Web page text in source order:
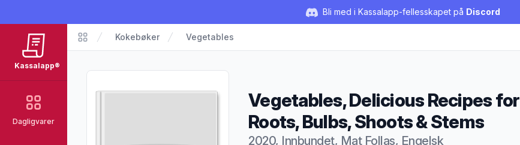
Bli med i Kassalapp-fellesskapet på Discord
Kassalapp®
Dagligvarer
Kassalapp®
Kokebøker Vegetables
Vegetables, Delicious Recipes for
Roots, Bulbs, Shoots & Stems
2020, Innbundet, Mat Follas, Engelsk